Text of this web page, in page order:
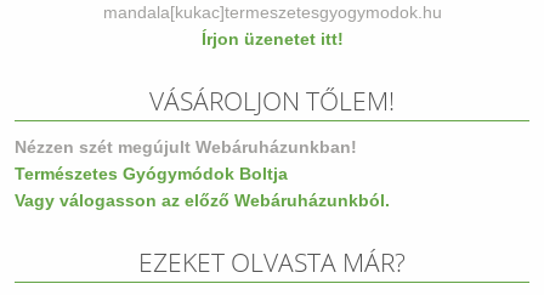
mandala[kukac]termeszetesgyogymodok.hu
Írjon üzenetet itt!
VÁSÁROLJON TŐLEM!
Nézzen szét megújult Webáruházunkban!
Természetes Gyógymódok Boltja
Vagy válogasson az előző Webáruházunkból.
EZEKET OLVASTA MÁR?